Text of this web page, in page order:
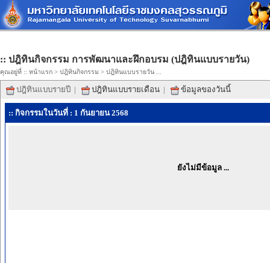
:: ปฎิทินกิจกรรม การพัฒนาและฝึกอบรม (ปฎิทินแบบรายวัน)
คุณอยู่ที่ :: หน้าแรก > ปฎิทินกิจกรรม > ปฎิทินแบบรายวัน ...
ปฎิทินแบบรายปี | ปฎิทินแบบรายเดือน | ข้อมูลของวันนี้
:: กิจกรรมในวันที่ : 1 กันยายน 2568
ยังไม่มีข้อมูล ...